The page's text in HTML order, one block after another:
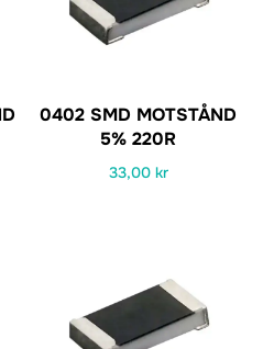
0402 SMD MOTSTÅND
5% 220R
33,00 kr